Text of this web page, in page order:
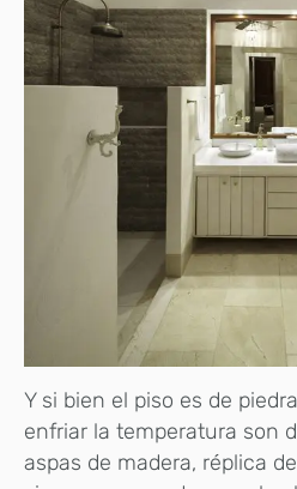
Y si bien el piso es de
enfriar la temperatura son
aspas de madera, réplica